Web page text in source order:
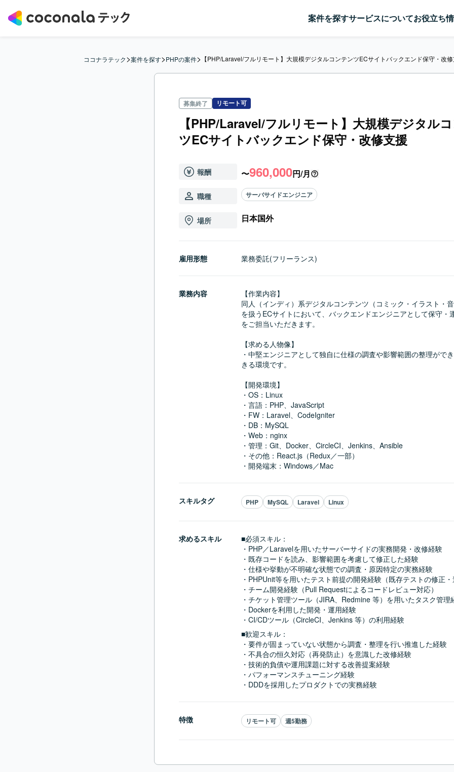
案件を探すサービスについてお役立ち
ココナラテック>案件を探す>PHPの案件> 【PHP/Laravel/フルリモート】大規模デジタルコンテンツECサイトバックエンド保守・改
募集終了 リモート可
【PHP/Laravel/フルリモート】大規模デジタル
ツECサイトバックエンド保守・改修支援
報酬 〜960,000円/月
職種 サーバサイドエンジニア
場所 日本国外
雇用形態 業務委託(フリーランス)
業務内容
【作業内容】
同人（インディ）系デジタルコンテンツ（コミック・イラスト・
を扱うECサイトにおいて、バックエンドエンジニアとして保守・
をご担当いただきます。
【求める人物像】
・中堅エンジニアとして独自に仕様の調査や影響範囲の整理がで
きる環境です。
【開発環境】
・OS：Linux
・言語：PHP、JavaScript
・FW：Laravel、CodeIgniter
・DB：MySQL
・Web：nginx
・管理：Git、Docker、CircleCI、Jenkins、Ansible
・その他：React.js（Redux／一部）
・開発端末：Windows／Mac
スキルタグ PHP MySQL Laravel Linux
求めるスキル
■必須スキル：
・PHP／Laravelを用いたサーバーサイドの実務開発・改修経験
・既存コードを読み、影響範囲を考慮して修正した経験
・仕様や挙動が不明確な状態での調査・原因特定の実務経験
・PHPUnit等を用いたテスト前提の開発経験（既存テストの修正
・チーム開発経験（Pull Requestによるコードレビュー対応）
・チケット管理ツール（JIRA、Redmine 等）を用いたタスク管理
・Dockerを利用した開発・運用経験
・CI/CDツール（CircleCI、Jenkins 等）の利用経験
■歓迎スキル：
・要件が固まっていない状態から調査・整理を行い推進した経験
・不具合の恒久対応（再発防止）を意識した改修経験
・技術的負債や運用課題に対する改善提案経験
・パフォーマンスチューニング経験
・DDDを採用したプロダクトでの実務経験
特徴 リモート可 週5勤務